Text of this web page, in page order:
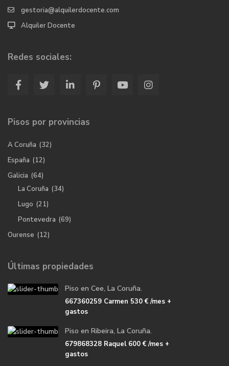
gestoria@alquilerdocente.com
Alquiler Docente
Redes sociales:
Pisos por provincias
A Coruña (32)
España (12)
Galicia (64)
La Coruña (34)
Lugo (21)
Pontevedra (69)
Ourense (12)
Últimas propiedades
Piso en Cee, La Coruña.
667360259 Carmen 530 €/mes +
gastos
Piso en Ribeira, La Coruña.
679868328 Raquel600 €/mes +
gastos